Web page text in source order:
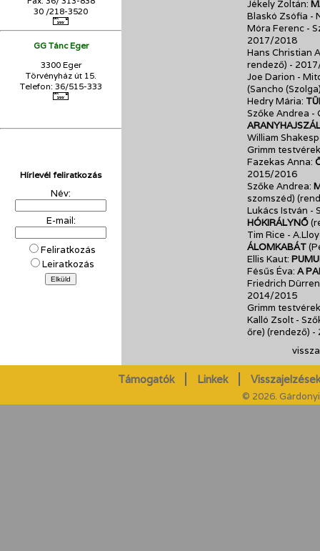
30 /218-3520
GG Tánc Eger
3300 Eger
Törvényház út 15.
Telefon: 36/515-333
Hírlevél feliratkozás
Név:
E-mail:
Feliratkozás
Leiratkozás
Jékely Zoltán:
Blaskó Zsófia -
Móra Ferenc -
2017/2018
Hans Christian
rendező) -
Joe Darion -
(Sancho
Hedry Mária:
Szőke Andrea -
William
Grimm
Fazekas Anna:
2015/2016
Szőke Andrea:
szomszéd)
Lukács István -
HÓKIRÁLYNŐ
Tim Rice -
ÁLOMKABÁT
Ellis Kaut:
Fésűs Éva: A
Friedrich
2014/2015
Grimm
Kalló Zsolt -
őre) (rendező) -
Támogatók Linkek
© 2026.